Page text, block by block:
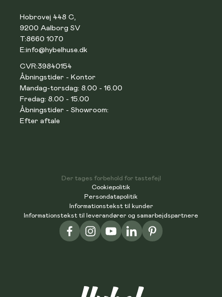
Hobrovej 448 C,
9200 Aalborg SV
T:8660 1070
E:info@hybelhuse.dk
CVR:39840154
Åbningstider - Kontor
Mandag-torsdag: 8.00 - 16.00
Fredag: 8.00 - 15.00
Åbningstider - Showroom:
Efter aftale
Cookiepolitik
Persondatapolitik
Informationstekst til kunder
Informationstekst til leverandører og samarbejdspartnere
Der tages forbehold for tastefejl